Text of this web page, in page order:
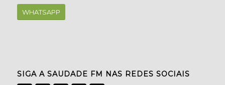
WHATSAPP
SIGA A SAUDADE FM NAS REDES SOCIAIS